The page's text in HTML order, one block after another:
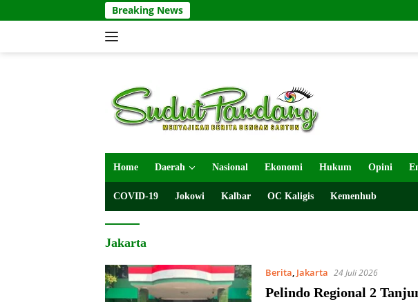
ke
Breaking News
Home Daerah Nasional Ekonomi Hukum Opini
COVID-19 Jokowi Kalbar OC Kaligis Kemenhub
Jakarta
Berita, Jakarta 24 Juli 2026
Pelindo Regional 2